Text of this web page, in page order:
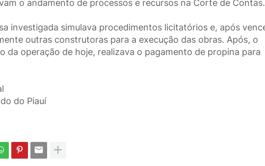
o andamento de processos e recursos na Corte de Contas.
investigada simulava procedimentos licitatórios e, após
outras construtoras para a execução das obras. Após, o
da operação de hoje, realizava o pagamento de propina para
do Piauí